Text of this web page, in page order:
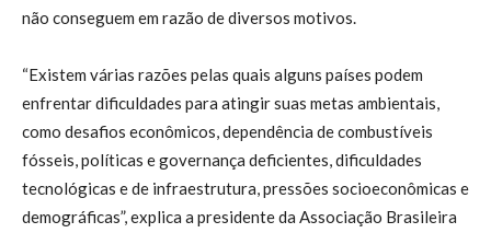
não conseguem em razão de diversos motivos.
“Existem várias razões pelas quais alguns países podem
enfrentar dificuldades para atingir suas metas ambientais,
como desafios econômicos, dependência de combustíveis
fósseis, políticas e governança deficientes, dificuldades
tecnológicas e de infraestrutura, pressões socioeconômicas e
demográficas”, explica a presidente da Associação Brasileira